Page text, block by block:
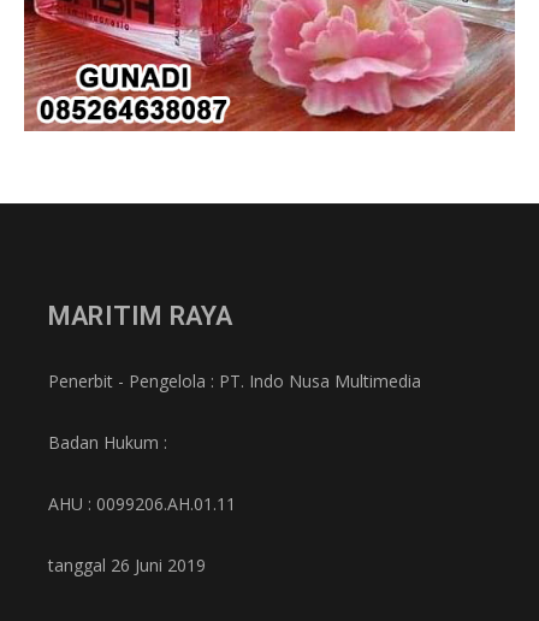
MARITIM RAYA
Penerbit - Pengelola : PT. Indo Nusa Multimedia
Badan Hukum :
AHU : 0099206.AH.01.11
tanggal 26 Juni 2019